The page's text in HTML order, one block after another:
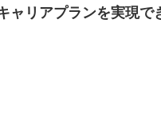
ャリアプランを実現で